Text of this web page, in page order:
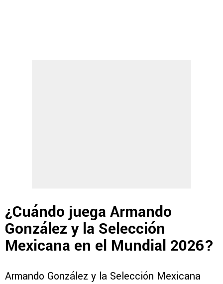
¿Cuándo juega Armando
González y la Selección
Mexicana en el Mundial 2026?
Armando González y la Selección Mexicana